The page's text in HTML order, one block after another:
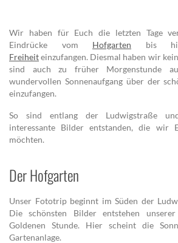
Wir haben für Euch die letzten Tage
Eindrücke vom Hofgarten bis
Freiheiteinzufangen. Diesmal haben wir
sind auch zu früher Morgenstunde
wundervollen Sonnenaufgang über der
einzufangen.
So sind entlang der Ludwigstraße
interessante Bilder entstanden, die wir
möchten.
Der Hofgarten
Unser Fototrip beginnt im Süden der
Die schönsten Bilder entstehen
Goldenen Stunde. Hier scheint die
Gartenanlage.